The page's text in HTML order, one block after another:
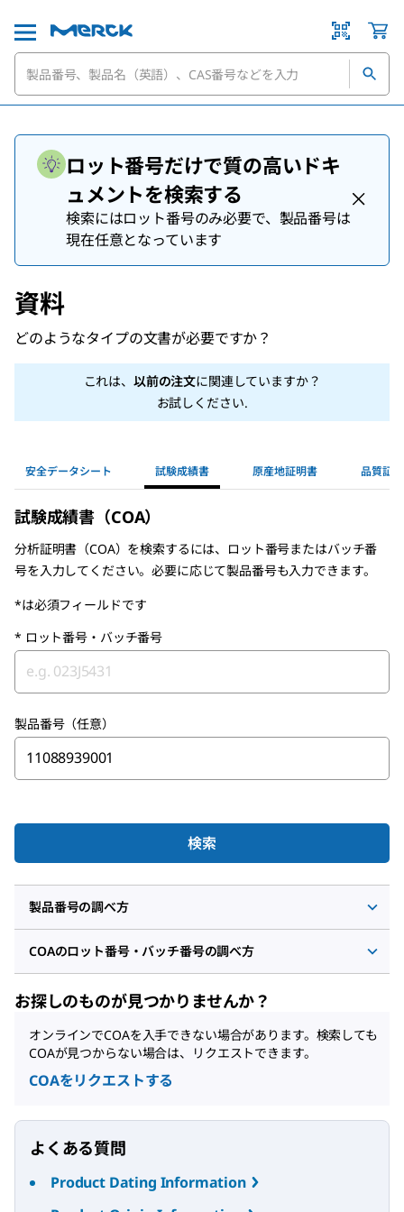
ロット番号だけで質の高いドキ
ュメントを検索する
検索にはロット番号のみ必要で、製品番号は
現在任意となっています
資料
どのようなタイプの文書が必要ですか？
これは、 以前の注文に関連していますか？
お試しください.
安全データシート 試験成績書 原産地証明書 品質証
試験成績書（COA）
分析証明書（COA）を検索するには、ロット番号またはバッチ番
号を入力してください。必要に応じて製品番号も入力できます。
*は必須フィールドです
* ロット番号・バッチ番号
製品番号（任意）
検索
製品番号の調べ方
COAのロット番号・バッチ番号の調べ方
お探しのものが見つかりませんか？
オンラインでCOAを入手できない場合があります。検索しても
COAが見つからない場合は、リクエストできます。
COAをリクエストする
よくある質問
Product Dating Information